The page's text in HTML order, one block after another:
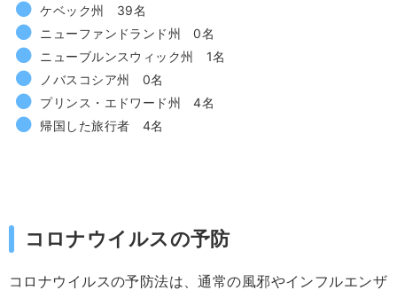
ケベック州 39名
ニューファンドランド州 0名
ニューブルンスウィック州 1名
ノバスコシア州 0名
プリンス・エドワード州 4名
帰国した旅行者 4名
コロナウイルスの予防
コロナウイルスの予防法は、通常の風邪やインフルエンザ